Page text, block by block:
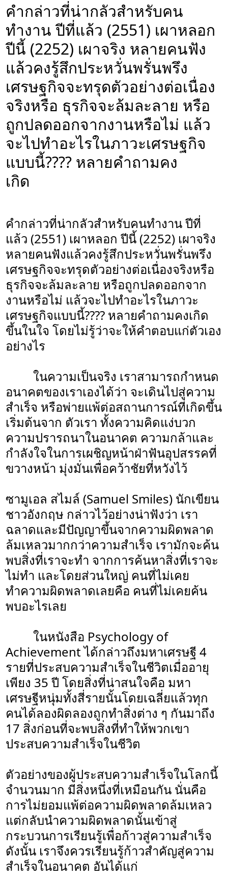
คำกล่าวที่น่ากลัวสำหรับคน
ทำงาน ปีที่แล้ว (2551) เผาหลอก
ปีนี้ (2252) เผาจริง หลายคนฟัง
แล้วคงรู้สึกประหวั่นพรั่นพรึง
เศรษฐกิจจะทรุดตัวอย่างต่อเนื่อง
จริงหรือ ธุรกิจจะล้มละลาย หรือ
ถูกปลดออกจากงานหรือไม่ แล้ว
จะไปทำอะไรในภาวะเศรษฐกิจ
แบบนี้???? หลายคำถามคง
เกิด
คำกล่าวที่น่ากลัวสำหรับคนทำงาน ปีที่
แล้ว (2551) เผาหลอก ปีนี้ (2252) เผาจริง
หลายคนฟังแล้วคงรู้สึกประหวั่นพรั่นพรึง
เศรษฐกิจจะทรุดตัวอย่างต่อเนื่องจริงหรือ
ธุรกิจจะล้มละลาย หรือถูกปลดออกจาก
งานหรือไม่ แล้วจะไปทำอะไรในภาวะ
เศรษฐกิจแบบนี้???? หลายคำถามคงเกิด
ขึ้นในใจ โดยไม่รู้ว่าจะให้คำตอบแก่ตัวเอง
อย่างไร
ในความเป็นจริง เราสามารถกำหนด
อนาคตของเราเองได้ว่า จะเดินไปสู่ความ
สำเร็จ หรือพ่ายแพ้ต่อสถานการณ์ที่เกิดขึ้น
เริ่มต้นจาก ตัวเรา ทั้งความคิดแง่บวก
ความปรารถนาในอนาคต ความกล้าและ
กำลังใจในการเผชิญหน้าฝ่าฟันอุปสรรคที่
ขวางหน้า มุ่งมั่นเพื่อคว้าชัยที่หวังไว้
ซามูเอล สไมล์ (Samuel Smiles) นักเขียน
ชาวอังกฤษ กล่าวไว้อย่างน่าฟังว่า เรา
ฉลาดและมีปัญญาขึ้นจากความผิดพลาด
ล้มเหลวมากกว่าความสำเร็จ เรามักจะค้น
พบสิ่งที่เราจะทำ จากการค้นหาสิ่งที่เราจะ
ไม่ทำ และโดยส่วนใหญ่ คนที่ไม่เคย
ทำความผิดพลาดเลยคือ คนที่ไม่เคยค้น
พบอะไรเลย
ในหนังสือ Psychology of
Achievement ได้กล่าวถึงมหาเศรษฐี 4
รายที่ประสบความสำเร็จในชีวิตเมื่ออายุ
เพียง 35 ปี โดยสิ่งที่น่าสนใจคือ มหา
เศรษฐีหนุ่มทั้งสี่รายนั้นโดยเฉลี่ยแล้วทุก
คนได้ลองผิดลองถูกทำสิ่งต่าง ๆ กันมาถึง
17 สิ่งก่อนที่จะพบสิ่งที่ทำให้พวกเขา
ประสบความสำเร็จในชีวิต
ตัวอย่างของผู้ประสบความสำเร็จในโลกนี้
จำนวนมาก มีสิ่งหนึ่งที่เหมือนกัน นั่นคือ
การไม่ยอมแพ้ต่อความผิดพลาดล้มเหลว
แต่กลับนำความผิดพลาดนั้นเข้าสู่
กระบวนการเรียนรู้เพื่อก้าวสู่ความสำเร็จ
ดังนั้น เราจึงควรเรียนรู้ก้าวสำคัญสู่ความ
สำเร็จในอนาคต อันได้แก่